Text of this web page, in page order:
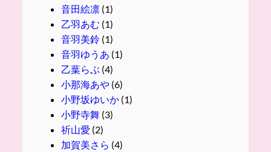
音田絵凛(1)
乙羽あむ (1)
音羽美鈴(1)
音羽ゆうあ (1)
乙葉らぶ (4)
小那海あや(6)
小野坂ゆいか(1)
小野寺舞(3)
祈山愛 (2)
加賀美さら (4)